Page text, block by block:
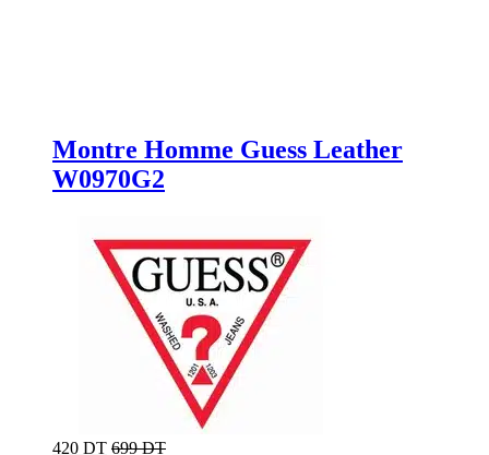
Montre Homme Guess Leather
W0970G2
420 DT 699 DT